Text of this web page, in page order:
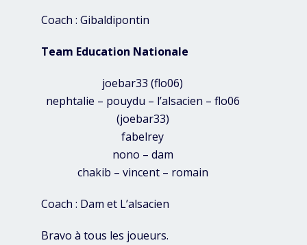
Coach : Gibaldipontin
Team Education Nationale
joebar33 (flo06)
nephtalie – pouydu – l’alsacien – flo06
(joebar33)
fabelrey
nono – dam
chakib – vincent – romain
Coach : Dam et L’alsacien
Bravo à tous les joueurs.